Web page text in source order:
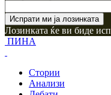
Лозинката ќе ви биде
ПИНА
Стории
Анализи